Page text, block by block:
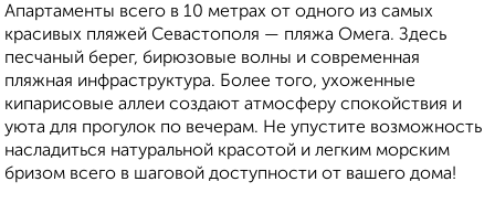
Апартаменты всего в 10 метрах от одного из самых
красивых пляжей Севастополя — пляжа Омега. Здесь
песчаный берег, бирюзовые волны и современная
пляжная инфраструктура. Более того, ухоженные
кипарисовые аллеи создают атмосферу спокойствия и
уюта для прогулок по вечерам. Не упустите возможность
насладиться натуральной красотой и легким морским
бризом всего в шаговой доступности от вашего дома!